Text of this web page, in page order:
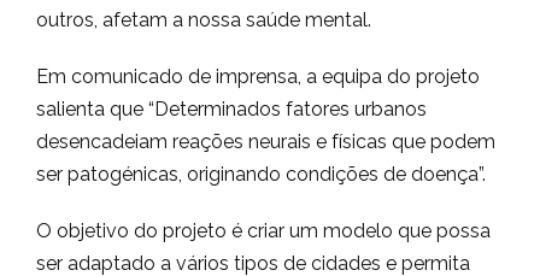
outros, afetam a nossa saúde mental.
Em comunicado de imprensa, a equipa do projeto
salienta que “Determinados fatores urbanos
desencadeiam reações neurais e físicas que podem
ser patogénicas, originando condições de doença”.
O objetivo do projeto é criar um modelo que possa
ser adaptado a vários tipos de cidades e permita